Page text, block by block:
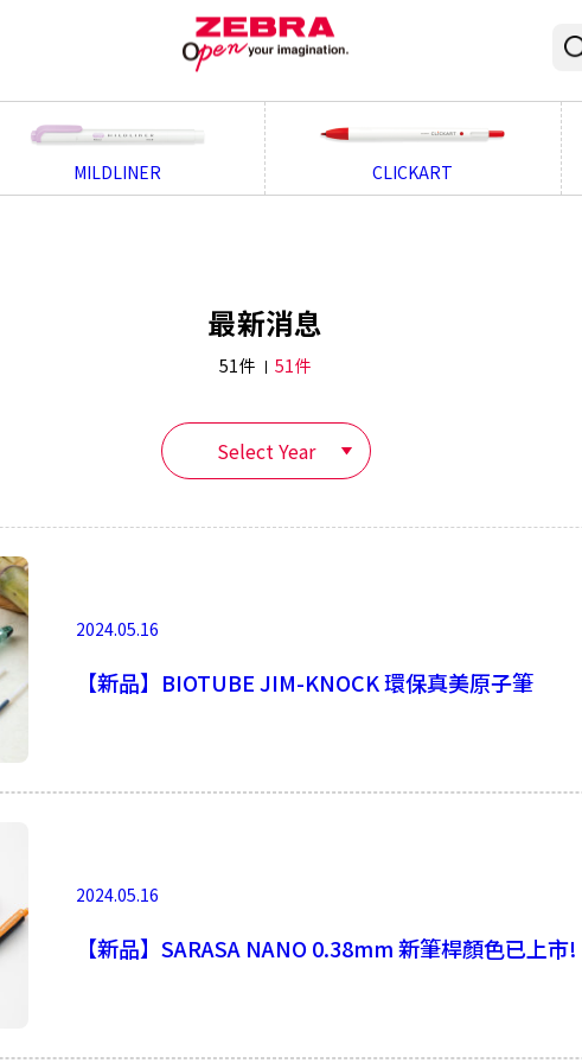
MILDLINER CLICKART
最新消息
51件 51件
Select Year
2024.05.16
【新品】BIOTUBE JIM-KNOCK 環保真美原子筆
2024.05.16
【新品】SARASA NANO 0.38mm 新筆桿顏色已上市!